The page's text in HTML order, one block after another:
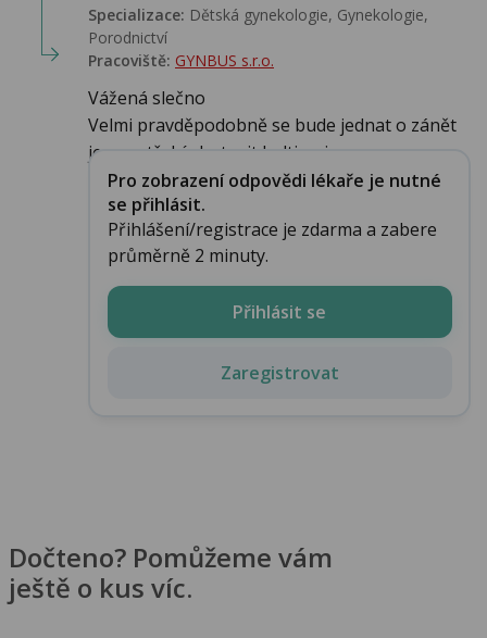
Specializace: Dětská gynekologie, Gynekologie,
Porodnictví
Pracoviště: GYNBUS s.r.o.
Vážená slečno
Velmi pravděpodobně se bude jednat o zánět
je zapotřebí zhotovit kultivaci...
Pro zobrazení odpovědi lékaře je nutné
se přihlásit.
Přihlášení/registrace je zdarma a zabere
průměrně 2 minuty.
Přihlásit se
Zaregistrovat
Dočteno? Pomůžeme vám
ještě o kus víc.